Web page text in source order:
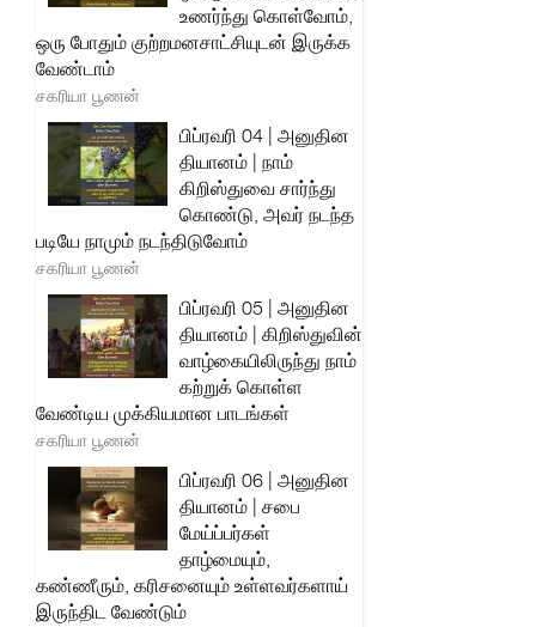
உணர்ந்து கொள்வோம்,
ஒரு போதும் குற்றமனசாட்சியுடன் இருக்க
வேண்டாம்
சகரியா பூணன்
பிப்ரவரி 04 | அனுதின
தியானம் | நாம்
கிறிஸ்துவை சார்ந்து
கொண்டு, அவர் நடந்த
படியே நாமும் நடந்திடுவோம்
சகரியா பூணன்
பிப்ரவரி 05 | அனுதின
தியானம் | கிறிஸ்துவின்
வாழ்கையிலிருந்து நாம்
கற்றுக் கொள்ள
வேண்டிய முக்கியமான பாடங்கள்
சகரியா பூணன்
பிப்ரவரி 06 | அனுதின
தியானம் | சபை
மேய்ப்பர்கள்
தாழ்மையும்,
கண்ணீரும், கரிசனையும் உள்ளவர்களாய்
இருந்திட வேண்டும்